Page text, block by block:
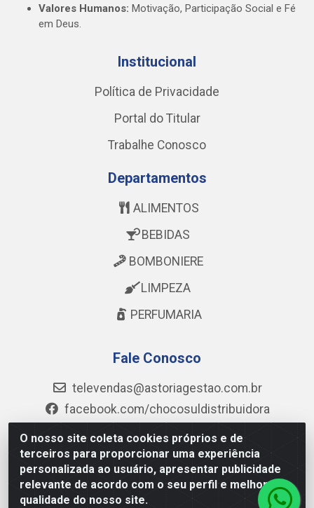
O nosso site coleta cookies próprios e de
terceiros para proporcionar uma experiência
personalizada ao usuário, apresentar publicidade
relevante de acordo com o seu perfil e melhorar a
qualidade do nosso site.
Valores Humanos: Motivação, Participação Social e Fé
em Deus.
Institucional
Política de Privacidade
Portal do Titular
Trabalhe Conosco
Departamentos
ALIMENTOS
BEBIDAS
BOMBONIERE
LIMPEZA
PERFUMARIA
Fale Conosco
televendas@astoriagestao.com.br
facebook.com/chocosuldistribuidora
@chocosul.distribuidora
(73) 99986-6043